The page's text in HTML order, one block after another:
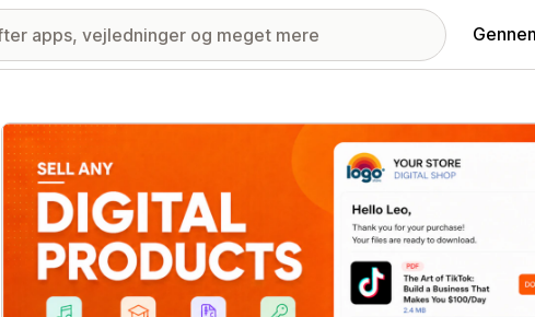
Galleri med udvalgte billeder